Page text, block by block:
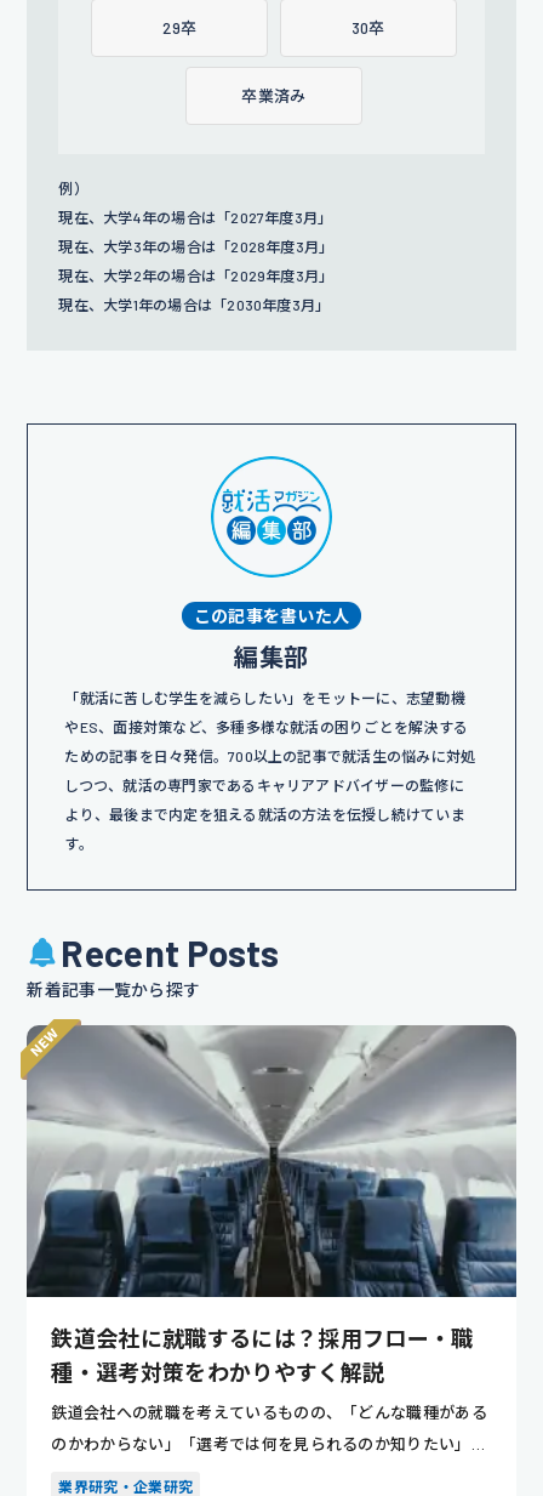
29卒 30卒
卒業済み
例）
現在、大学4年の場合は「2027年度3月」
現在、大学3年の場合は「2028年度3月」
現在、大学2年の場合は「2029年度3月」
現在、大学1年の場合は「2030年度3月」
この記事を書いた人
編集部
「就活に苦しむ学生を減らしたい」をモットーに、志望動機
やES、面接対策など、多種多様な就活の困りごとを解決する
ための記事を日々発信。700以上の記事で就活生の悩みに対処
しつつ、就活の専門家であるキャリアアドバイザーの監修に
より、最後まで内定を狙える就活の方法を伝授し続けていま
す。
Recent Posts
新着記事一覧から探す
鉄道会社に就職するには？採用フロー・職
種・選考対策をわかりやすく解説
鉄道会社への就職を考えているものの、「どんな職種がある
のかわからない」「選考では何を見られるのか知りたい」と
悩んでいませ...
業界研究・企業研究